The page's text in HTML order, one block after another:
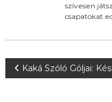
szívesen
csapatokat
P Kaká Szóló Góljai: